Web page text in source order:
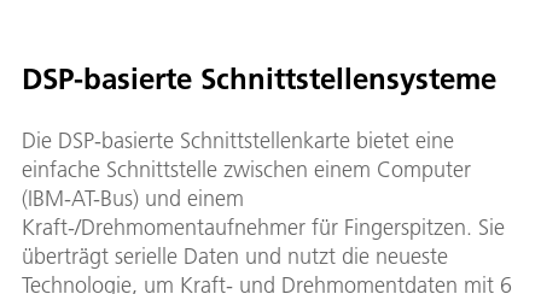
DSP-basierte Schnittstellensysteme
Die DSP-basierte Schnittstellenkarte bietet eine
einfache Schnittstelle zwischen einem Computer
(IBM-AT-Bus) und einem
Kraft-/Drehmomentaufnehmer für Fingerspitzen. Sie
überträgt serielle Daten und nutzt die neueste
Technologie, um Kraft- und Drehmomentdaten mit 6